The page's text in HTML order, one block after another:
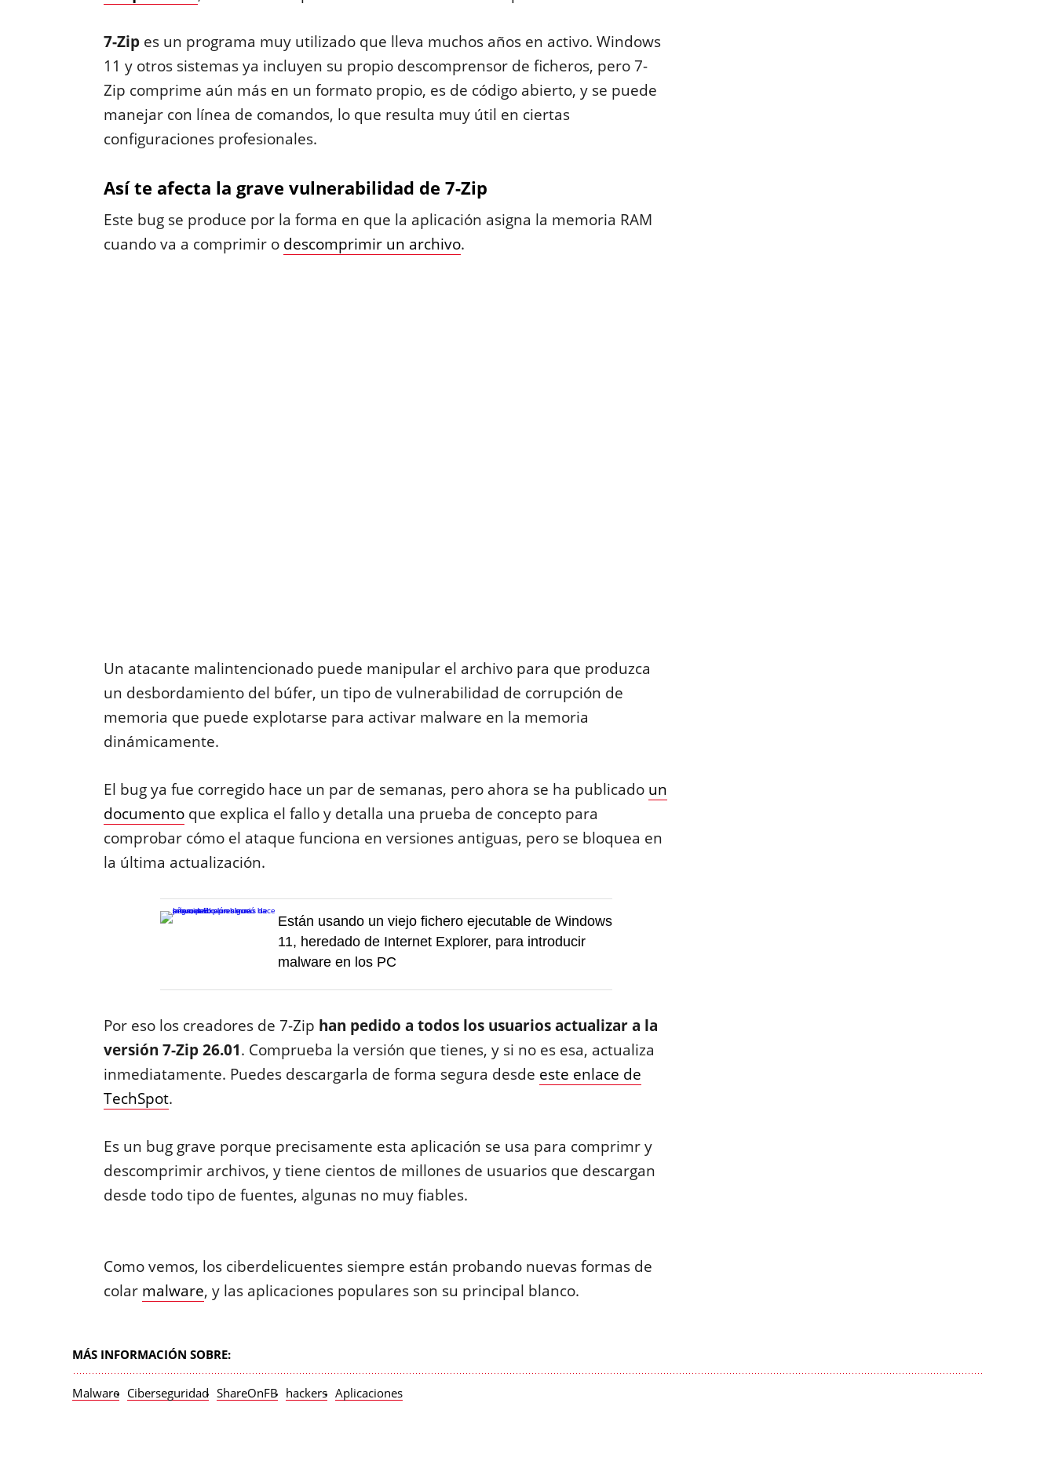
7-Zipes un programa muy utilizado que lleva muchos años en activo. Windows
11 y otros sistemas ya incluyen su propio descomprensor de ficheros, pero 7-
Zip comprime aún más en un formato propio, es de código abierto, y se puede
manejar con línea de comandos, lo que resulta muy útil en ciertas
configuraciones profesionales.
Así te afecta la grave vulnerabilidad de 7-Zip
Este bug se produce por la forma en que la aplicación asigna la memoria RAM
cuando va a comprimir o descomprimir un archivo.
Un atacante malintencionado puede manipular el archivo para que produzca
un desbordamiento del búfer, un tipo de vulnerabilidad de corrupción de
memoria que puede explotarse para activar malware en la memoria
dinámicamente.
El bug ya fue corregido hace un par de semanas, pero ahora se ha publicado un
documentoque explica el fallo y detalla una prueba de concepto para
comprobar cómo el ataque funciona en versiones antiguas, pero se bloquea en
la última actualización.
Están usando un viejo fichero ejecutable de Windows
11, heredado de Internet Explorer, para introducir
malware en los PC
Por eso los creadores de 7-Zip han pedido a todos los usuarios actualizar a la
versión 7-Zip 26.01. Comprueba la versión que tienes, y si no es esa, actualiza
inmediatamente. Puedes descargarla de forma segura desde este enlace de
TechSpot.
Es un bug grave porque precisamente esta aplicación se usa para comprimr y
descomprimir archivos, y tiene cientos de millones de usuarios que descargan
desde todo tipo de fuentes, algunas no muy fiables.
Como vemos, los ciberdelicuentes siempre están probando nuevas formas de
colar malware, y las aplicaciones populares son su principal blanco.
MÁS INFORMACIÓN SOBRE:
Malware Ciberseguridad ShareOnFB hackers Aplicaciones